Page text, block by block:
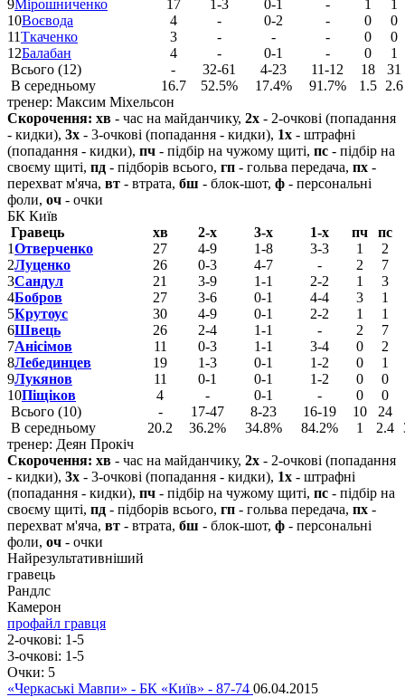
9Мірошниченко 17 1-3 0-1 - 1
1
10Воєвода 4 - 0-2 - 0
0
11Ткаченко 3 - - - 0
0
12Балабан 4 - 0-1 - 0
1
Всього (12)
- 32-61 4-23 11-12 18
31
В середньому
16.7 52.5% 17.4% 91.7% 1.5
2.6
тренер: Максим Міхельсон
Скорочення: хв - час на майданчику, 2х - 2-очкові (попадання
- кидки), 3х - 3-очкові (попадання - кидки), 1х - штрафні
(попадання - кидки), пч - підбір на чужому щиті, пс - підбір на
своєму щиті, пд - підборів всього, гп - гольва передача, пх -
перехват м'яча, вт - втрата, бш - блок-шот, ф - персональні
фоли, оч - очки
БК Київ
Гравець
хв 2-х 3-х 1-х пч пс
1Отверченко 27 4-9 1-8 3-3 1
2
2Луценко 26 0-3 4-7 - 2
7
3Сандул 21 3-9 1-1 2-2 1
3
4Бобров 27 3-6 0-1 4-4 3
1
5Крутоус 30 4-9 0-1 2-2 1
1
6Швець 26 2-4 1-1 - 2
7
7Анісімов 11 0-3 1-1 3-4 0
2
8Лебединцев 19 1-3 0-1 1-2 0
1
9Лукянов 11 0-1 0-1 1-2 0
0
10Піщіков 4 - 0-1 - 0
0
Всього (10)
- 17-47 8-23 16-19 10
24
В середньому
20.2 36.2% 34.8% 84.2% 1 2.4
тренер: Деян Прокіч
Скорочення: хв - час на майданчику, 2х - 2-очкові (попадання
- кидки), 3х - 3-очкові (попадання - кидки), 1х - штрафні
(попадання - кидки), пч - підбір на чужому щиті, пс - підбір на
своєму щиті, пд - підборів всього, гп - гольва передача, пх -
перехват м'яча, вт - втрата, бш - блок-шот, ф - персональні
фоли, оч - очки
Найрезультативніший
гравець
Рандлс
Камерон
профайл гравця
2-очкові: 1-5
3-очкові: 1-5
Очки: 5
«Черкаські Мавпи» - БК «Київ» - 87-74 06.04.2015